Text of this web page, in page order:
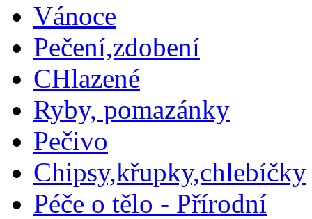
Vánoce
Pečení,zdobení
CHlazené
Ryby, pomazánky
Pečivo
Chipsy,křupky,chlebíčky
Péče o tělo - Přírodní